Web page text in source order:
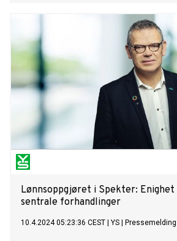
Lønnsoppgjøret i Spekter: Enighet
sentrale forhandlinger
10.4.2024 05:23:36 CEST YS Pressemelding